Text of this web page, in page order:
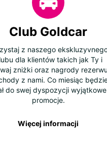
Club Goldcar
z naszego
dla klientów takich jak Ty i
zniżki oraz nagrody
z nami. Co miesiąc
do swej dyspozycji wyjątkowe
promocje.
Więcej informacji